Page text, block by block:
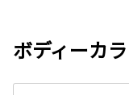
ボディーカ